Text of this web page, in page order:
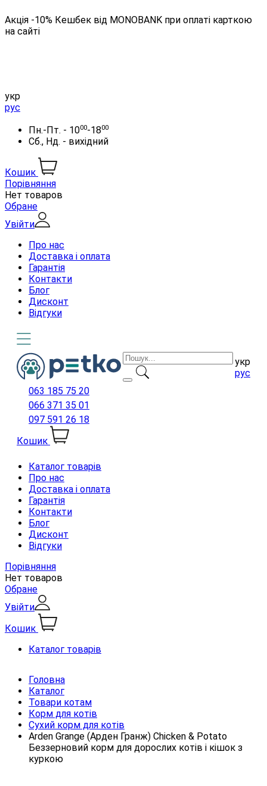
Акція -10% Кешбек від MONOBANK при оплаті карткою
на сайті
укр
рус
Пн.-Пт. - 1000-1800
Сб., Нд. - вихідний
Кошик
Порівняння
Нет товаров
Обране
Увійти
Про нас
Доставка і оплата
Гарантія
Контакти
Блог
Дисконт
Відгуки
укр
рус
063 185 75 20
066 371 35 01
097 591 26 18
Кошик
Каталог товарів
Про нас
Доставка і оплата
Гарантія
Контакти
Блог
Дисконт
Відгуки
Порівняння
Нет товаров
Обране
Увійти
Кошик
Каталог товарів
Головна
Каталог
Товари котам
Корм для котів
Сухий корм для котів
Arden Grange (Арден Гранж) Chicken & Potato
Беззерновий корм для дорослих котів і кішок з
куркою